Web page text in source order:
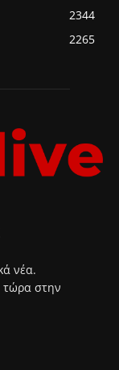
2344
2265
νέα.
τώρα στην